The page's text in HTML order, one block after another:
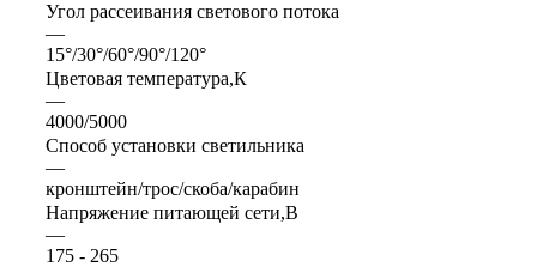
Угол рассеивания светового потока
—
15°/30°/60°/90°/120°
Цветовая температура,К
—
4000/5000
Способ установки светильника
—
кронштейн/трос/скоба/карабин
Напряжение питающей сети,В
—
175 - 265